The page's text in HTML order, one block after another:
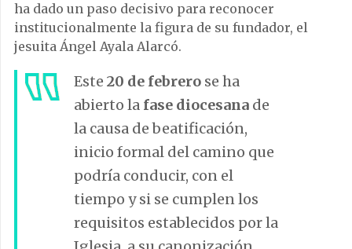
ha dado un paso decisivo para reconocer
institucionalmente la figura de su fundador, el
jesuita Ángel Ayala Alarcó.
Este 20 de febrero se ha
abierto la fase diocesana de
la causa de beatificación,
inicio formal del camino que
podría conducir, con el
tiempo y si se cumplen los
requisitos establecidos por la